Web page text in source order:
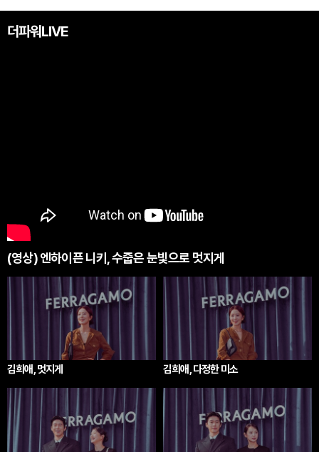
더파워LIVE
(영상) 엔하이픈 니키, 수줍은 눈빛으로 멋지게
김희애, 멋지게 김희애, 다정한 미소